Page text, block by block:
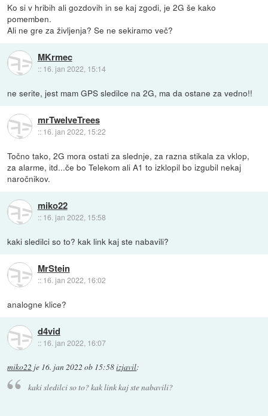
Ko si v hribih ali gozdovih in se kaj zgodi, je 2G še kako
pomemben.
Ali ne gre za življenja? Se ne sekiramo več?
MKrmec
:: 16. jan 2022, 15:14
ne serite, jest mam GPS sledilce na 2G, ma da ostane za vedno!!
mrTwelveTrees
:: 16. jan 2022, 15:22
Točno tako, 2G mora ostati za slednje, za razna stikala za vklop,
za alarme, itd...če bo Telekom ali A1 to izklopil bo izgubil nekaj
naročnikov.
miko22
:: 16. jan 2022, 15:58
kaki sledilci so to? kak link kaj ste nabavili?
MrStein
:: 16. jan 2022, 16:02
analogne klice?
d4vid
:: 16. jan 2022, 16:07
miko22 je 16. jan 2022 ob 15:58izjavil:
kaki sledilci so to? kak link kaj ste nabavili?